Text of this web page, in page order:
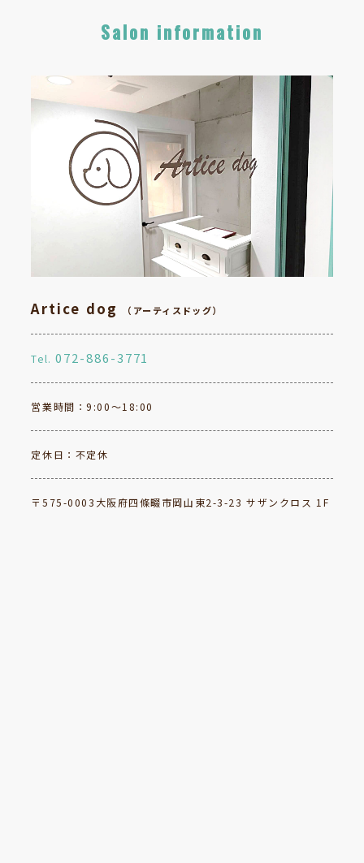
Salon information
Artice dog （アーティスドッグ）
Tel.072-886-3771
営業時間：9:00～18:00
定休日：不定休
〒575-0003大阪府四條畷市岡山東2-3-23 サザンクロス 1F